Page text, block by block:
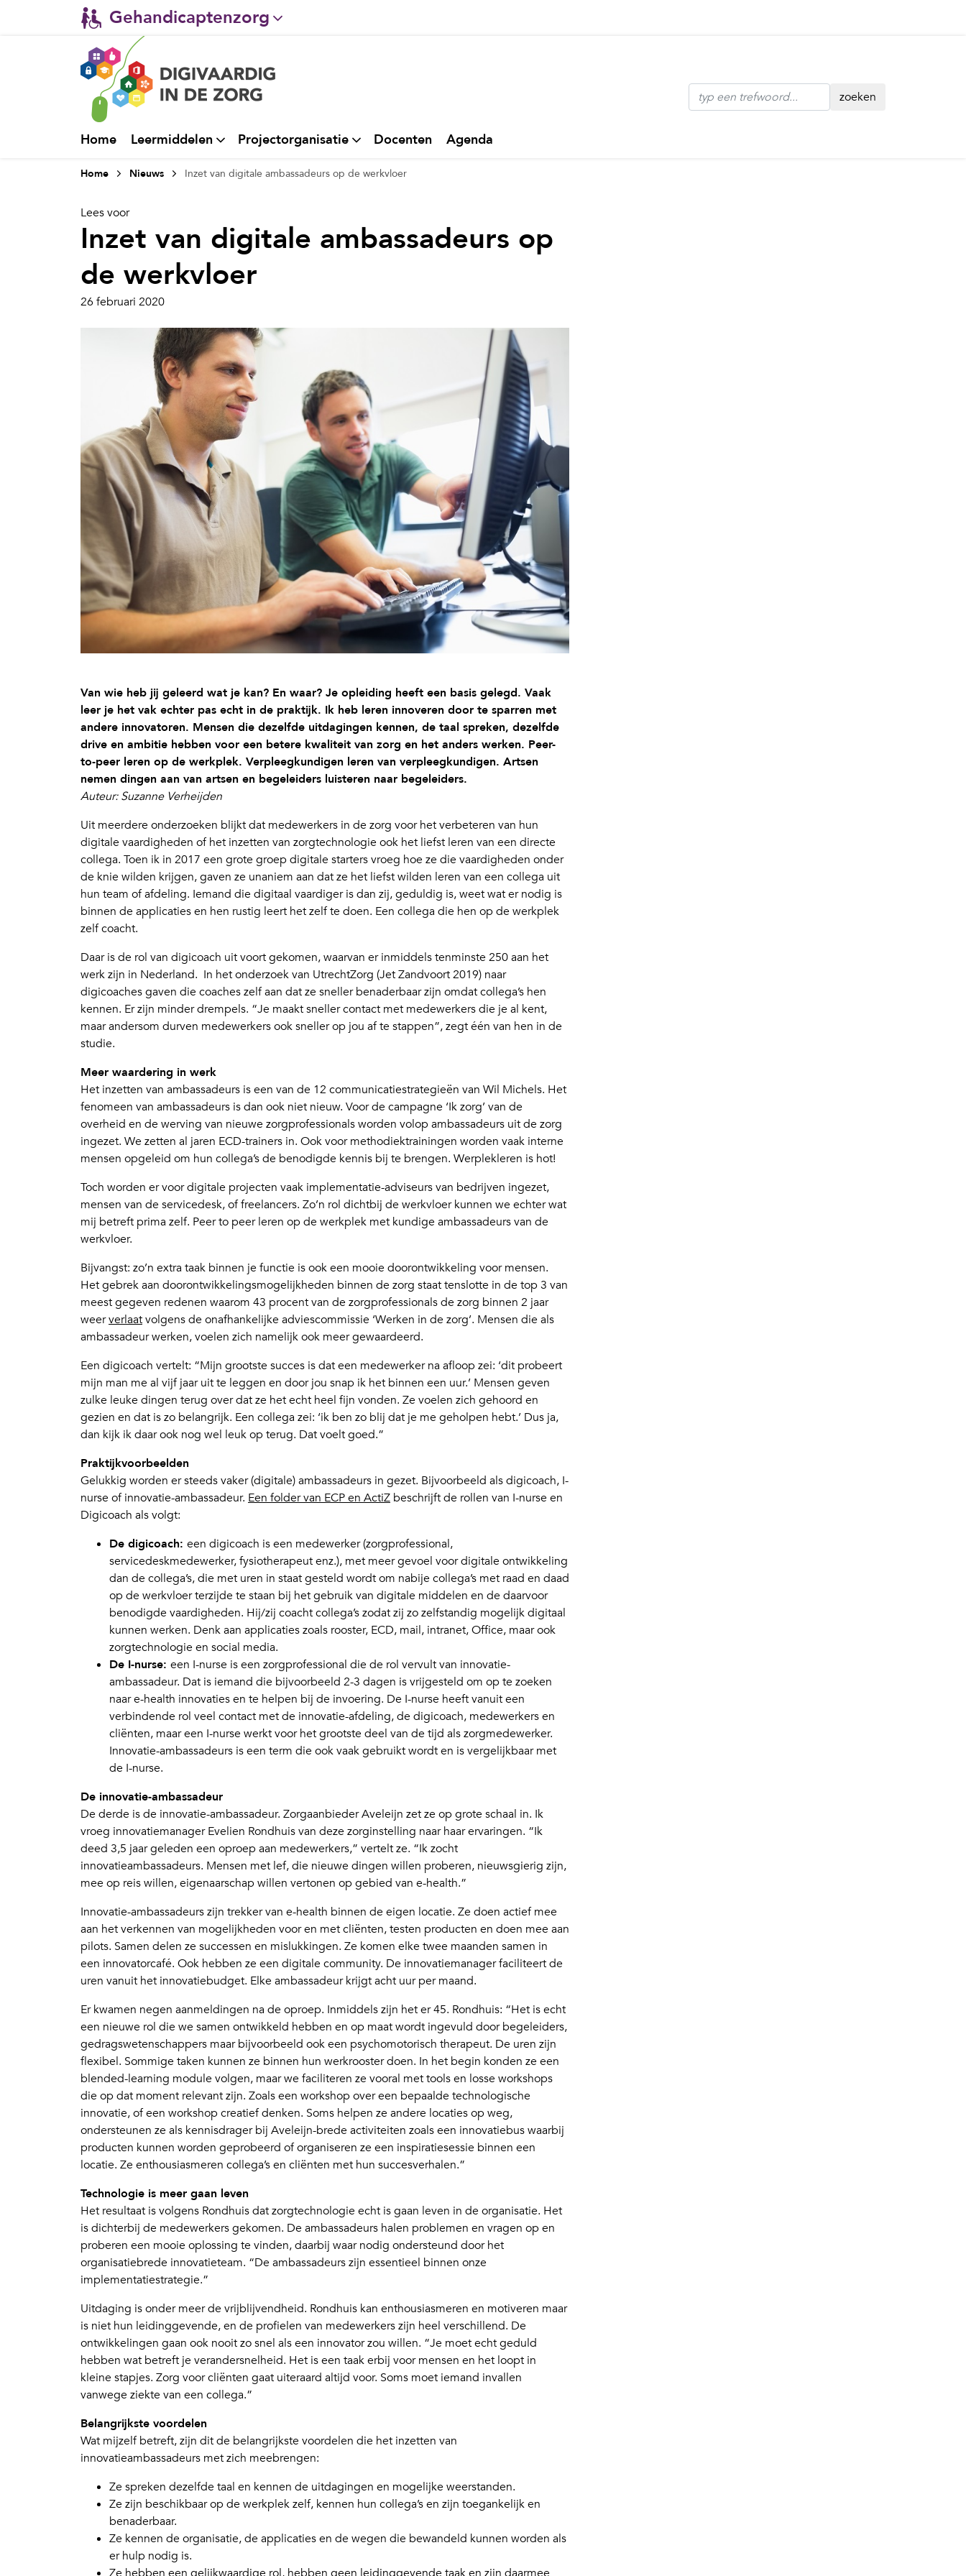
Gehandicaptenzorg
Verpleeghuiszorg & Zorg thuis
Ggz
zoeken
Home Leermiddelen Projectorganisatie Docenten Agenda
Home Nieuws Inzet van digitale ambassadeurs op de werkvloer
Lees voor
Inzet van digitale ambassadeurs op
de werkvloer
26 februari 2020
Van wie heb jij geleerd wat je kan? En waar? Je opleiding heeft een basis gelegd. Vaak
leer je het vak echter pas echt in de praktijk. Ik heb leren innoveren door te sparren met
andere innovatoren. Mensen die dezelfde uitdagingen kennen, de taal spreken, dezelfde
drive en ambitie hebben voor een betere kwaliteit van zorg en het anders werken. Peer-
to-peer leren op de werkplek. Verpleegkundigen leren van verpleegkundigen. Artsen
nemen dingen aan van artsen en begeleiders luisteren naar begeleiders.
Auteur: Suzanne Verheijden
Uit meerdere onderzoeken blijkt dat medewerkers in de zorg voor het verbeteren van hun
digitale vaardigheden of het inzetten van zorgtechnologie ook het liefst leren van een directe
collega. Toen ik in 2017 een grote groep digitale starters vroeg hoe ze die vaardigheden onder
de knie wilden krijgen, gaven ze unaniem aan dat ze het liefst wilden leren van een collega uit
hun team of afdeling. Iemand die digitaal vaardiger is dan zij, geduldig is, weet wat er nodig is
binnen de applicaties en hen rustig leert het zelf te doen. Een collega die hen op de werkplek
zelf coacht.
Daar is de rol van digicoach uit voort gekomen, waarvan er inmiddels tenminste 250 aan het
werk zijn in Nederland. In het onderzoek van UtrechtZorg (Jet Zandvoort 2019) naar
digicoaches gaven die coaches zelf aan dat ze sneller benaderbaar zijn omdat collega’s hen
kennen. Er zijn minder drempels. “Je maakt sneller contact met medewerkers die je al kent,
maar andersom durven medewerkers ook sneller op jou af te stappen”, zegt één van hen in de
studie.
Meer waardering in werk
Het inzetten van ambassadeurs is een van de 12 communicatiestrategieën van Wil Michels. Het
fenomeen van ambassadeurs is dan ook niet nieuw. Voor de campagne ‘Ik zorg’ van de
overheid en de werving van nieuwe zorgprofessionals worden volop ambassadeurs uit de zorg
ingezet. We zetten al jaren ECD-trainers in. Ook voor methodiektrainingen worden vaak interne
mensen opgeleid om hun collega’s de benodigde kennis bij te brengen. Werplekleren is hot!
Toch worden er voor digitale projecten vaak implementatie-adviseurs van bedrijven ingezet,
mensen van de servicedesk, of freelancers. Zo’n rol dichtbij de werkvloer kunnen we echter wat
mij betreft prima zelf. Peer to peer leren op de werkplek met kundige ambassadeurs van de
werkvloer.
Bijvangst: zo’n extra taak binnen je functie is ook een mooie doorontwikkeling voor mensen.
Het gebrek aan doorontwikkelingsmogelijkheden binnen de zorg staat tenslotte in de top 3 van
meest gegeven redenen waarom 43 procent van de zorgprofessionals de zorg binnen 2 jaar
weerverlaatvolgens de onafhankelijke adviescommissie ‘Werken in de zorg’. Mensen die als
ambassadeur werken, voelen zich namelijk ook meer gewaardeerd.
Een digicoach vertelt: “Mijn grootste succes is dat een medewerker na afloop zei: ‘dit probeert
mijn man me al vijf jaar uit te leggen en door jou snap ik het binnen een uur.’ Mensen geven
zulke leuke dingen terug over dat ze het echt heel fijn vonden. Ze voelen zich gehoord en
gezien en dat is zo belangrijk. Een collega zei: ‘ik ben zo blij dat je me geholpen hebt.’ Dus ja,
dan kijk ik daar ook nog wel leuk op terug. Dat voelt goed.”
Praktijkvoorbeelden
Gelukkig worden er steeds vaker (digitale) ambassadeurs in gezet. Bijvoorbeeld als digicoach, I-
nurse of innovatie-ambassadeur. Een folder van ECP en ActiZ beschrijft de rollen van I-nurse en
Digicoach als volgt:
De digicoach: een digicoach is een medewerker (zorgprofessional,
servicedeskmedewerker, fysiotherapeut enz.), met meer gevoel voor digitale ontwikkeling
dan de collega’s, die met uren in staat gesteld wordt om nabije collega’s met raad en daad
op de werkvloer terzijde te staan bij het gebruik van digitale middelen en de daarvoor
benodigde vaardigheden. Hij/zij coacht collega’s zodat zij zo zelfstandig mogelijk digitaal
kunnen werken. Denk aan applicaties zoals rooster, ECD, mail, intranet, Office, maar ook
zorgtechnologie en social media.
De I-nurse: een I-nurse is een zorgprofessional die de rol vervult van innovatie-
ambassadeur. Dat is iemand die bijvoorbeeld 2-3 dagen is vrijgesteld om op te zoeken
naar e-health innovaties en te helpen bij de invoering. De I-nurse heeft vanuit een
verbindende rol veel contact met de innovatie-afdeling, de digicoach, medewerkers en
cliënten, maar een I-nurse werkt voor het grootste deel van de tijd als zorgmedewerker.
Innovatie-ambassadeurs is een term die ook vaak gebruikt wordt en is vergelijkbaar met
de I-nurse.
De innovatie-ambassadeur
De derde is de innovatie-ambassadeur. Zorgaanbieder Aveleijn zet ze op grote schaal in. Ik
vroeg innovatiemanager Evelien Rondhuis van deze zorginstelling naar haar ervaringen. “Ik
deed 3,5 jaar geleden een oproep aan medewerkers,” vertelt ze. “Ik zocht
innovatieambassadeurs. Mensen met lef, die nieuwe dingen willen proberen, nieuwsgierig zijn,
mee op reis willen, eigenaarschap willen vertonen op gebied van e-health.”
Innovatie-ambassadeurs zijn trekker van e-health binnen de eigen locatie. Ze doen actief mee
aan het verkennen van mogelijkheden voor en met cliënten, testen producten en doen mee aan
pilots. Samen delen ze successen en mislukkingen. Ze komen elke twee maanden samen in
een innovatorcafé. Ook hebben ze een digitale community. De innovatiemanager faciliteert de
uren vanuit het innovatiebudget. Elke ambassadeur krijgt acht uur per maand.
Er kwamen negen aanmeldingen na de oproep. Inmiddels zijn het er 45. Rondhuis: “Het is echt
een nieuwe rol die we samen ontwikkeld hebben en op maat wordt ingevuld door begeleiders,
gedragswetenschappers maar bijvoorbeeld ook een psychomotorisch therapeut. De uren zijn
flexibel. Sommige taken kunnen ze binnen hun werkrooster doen. In het begin konden ze een
blended-learning module volgen, maar we faciliteren ze vooral met tools en losse workshops
die op dat moment relevant zijn. Zoals een workshop over een bepaalde technologische
innovatie, of een workshop creatief denken. Soms helpen ze andere locaties op weg,
ondersteunen ze als kennisdrager bij Aveleijn-brede activiteiten zoals een innovatiebus waarbij
producten kunnen worden geprobeerd of organiseren ze een inspiratiesessie binnen een
locatie. Ze enthousiasmeren collega’s en cliënten met hun succesverhalen.”
Technologie is meer gaan leven
Het resultaat is volgens Rondhuis dat zorgtechnologie echt is gaan leven in de organisatie. Het
is dichterbij de medewerkers gekomen. De ambassadeurs halen problemen en vragen op en
proberen een mooie oplossing te vinden, daarbij waar nodig ondersteund door het
organisatiebrede innovatieteam. “De ambassadeurs zijn essentieel binnen onze
implementatiestrategie.”
Uitdaging is onder meer de vrijblijvendheid. Rondhuis kan enthousiasmeren en motiveren maar
is niet hun leidinggevende, en de profielen van medewerkers zijn heel verschillend. De
ontwikkelingen gaan ook nooit zo snel als een innovator zou willen. “Je moet echt geduld
hebben wat betreft je verandersnelheid. Het is een taak erbij voor mensen en het loopt in
kleine stapjes. Zorg voor cliënten gaat uiteraard altijd voor. Soms moet iemand invallen
vanwege ziekte van een collega.”
Belangrijkste voordelen
Wat mijzelf betreft, zijn dit de belangrijkste voordelen die het inzetten van
innovatieambassadeurs met zich meebrengen:
Ze spreken dezelfde taal en kennen de uitdagingen en mogelijke weerstanden.
Ze zijn beschikbaar op de werkplek zelf, kennen hun collega’s en zijn toegankelijk en
benaderbaar.
Ze kennen de organisatie, de applicaties en de wegen die bewandeld kunnen worden als
er hulp nodig is.